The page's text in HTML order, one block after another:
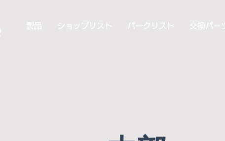
製品 ショップリスト パークリスト 交換パー